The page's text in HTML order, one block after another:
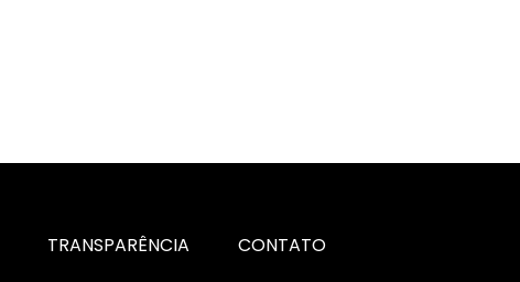
TRANSPARÊNCIA CONTATO